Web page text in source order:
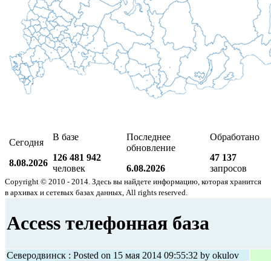
Сегодня
8.08.2026
В базе
126 481 942
человек
Последнее
обновление
6.08.2026
Обработано
47 137
запросов
Copyright © 2010 - 2014. Здесь вы найдете информацию, которая хранится
в архивах и сетевых базах данных, All rights reserved.
Access телефонная база
Северодвинск : Posted on 15 мая 2014 09:55:32 by okulov